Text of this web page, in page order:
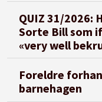
QUIZ 31/2026:
Sorte Bill som
«very well
Foreldre
barnehagen